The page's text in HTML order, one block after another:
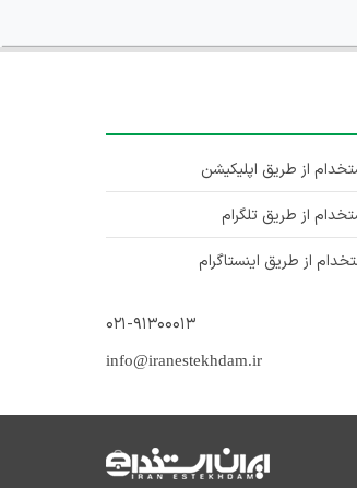
از طریق اپلیکیشن
از طریق تلگرام
از طریق اینستاگرام
۰۲۱-۹۱۳۰۰۰۱۳
info@iranestekhdam.ir